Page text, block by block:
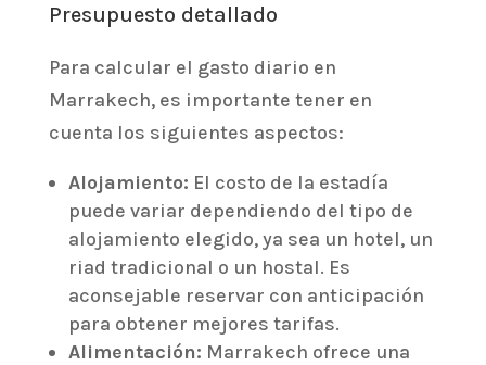
Presupuesto detallado
Para calcular el gasto diario en
Marrakech, es importante tener en
cuenta los siguientes aspectos:
Alojamiento: El costo de la estadía
puede variar dependiendo del tipo de
alojamiento elegido, ya sea un hotel, un
riad tradicional o un hostal. Es
aconsejable reservar con anticipación
para obtener mejores tarifas.
Alimentación: Marrakech ofrece una